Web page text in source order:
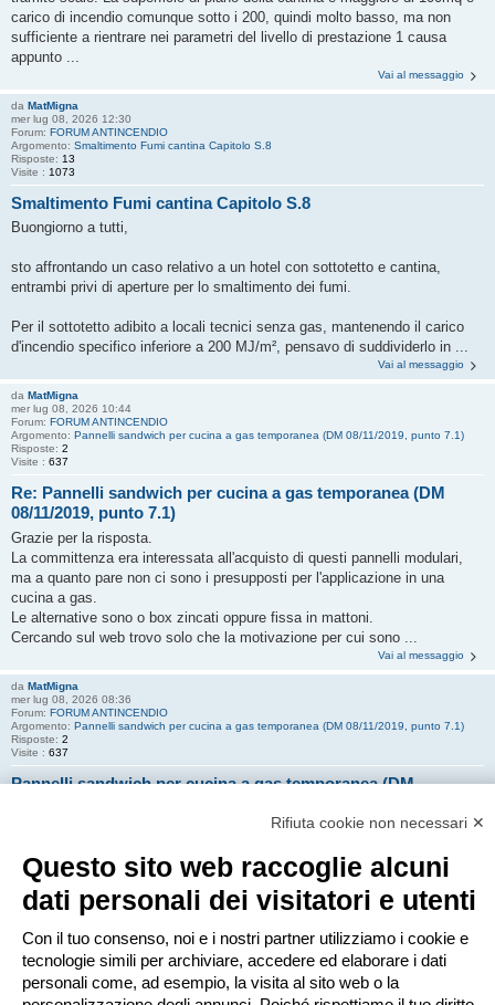
carico di incendio comunque sotto i 200, quindi molto basso, ma non
sufficiente a rientrare nei parametri del livello di prestazione 1 causa
appunto ...
Vai al messaggio
da MatMigna
mer lug 08, 2026 12:30
Forum: FORUM ANTINCENDIO
Argomento: Smaltimento Fumi cantina Capitolo S.8
Risposte: 13
Visite : 1073
Smaltimento Fumi cantina Capitolo S.8
Buongiorno a tutti,
sto affrontando un caso relativo a un hotel con sottotetto e cantina,
entrambi privi di aperture per lo smaltimento dei fumi.
Per il sottotetto adibito a locali tecnici senza gas, mantenendo il carico
d'incendio specifico inferiore a 200 MJ/m², pensavo di suddividerlo in ...
Vai al messaggio
da MatMigna
mer lug 08, 2026 10:44
Forum: FORUM ANTINCENDIO
Argomento: Pannelli sandwich per cucina a gas temporanea (DM 08/11/2019, punto 7.1)
Risposte: 2
Visite : 637
Re: Pannelli sandwich per cucina a gas temporanea (DM
08/11/2019, punto 7.1)
Grazie per la risposta.
La committenza era interessata all'acquisto di questi pannelli modulari,
ma a quanto pare non ci sono i presupposti per l'applicazione in una
cucina a gas.
Le alternative sono o box zincati oppure fissa in mattoni.
Cercando sul web trovo solo che la motivazione per cui sono ...
Vai al messaggio
da MatMigna
mer lug 08, 2026 08:36
Forum: FORUM ANTINCENDIO
Argomento: Pannelli sandwich per cucina a gas temporanea (DM 08/11/2019, punto 7.1)
Risposte: 2
Visite : 637
Pannelli sandwich per cucina a gas temporanea (DM
vorrei sottoporre un quesito relativo ai pannelli sandwich utilizzati per la
realizzazione di una cucina a gas da 230 kW, installata nell'ambito di una
sagra paesana.
Dall'interpretazione del punto 7.1 del DM 8 novembre 2019 sembrerebbe
che i materiali impiegati debbano essere ...
Vai al messaggio
Rifiuta cookie non necessari ✕
Questo sito web raccoglie alcuni
dati personali dei visitatori e utenti
Con il tuo consenso, noi e i nostri partner utilizziamo i cookie e
tecnologie simili per archiviare, accedere ed elaborare i dati
personali come, ad esempio, la visita al sito web o la